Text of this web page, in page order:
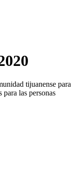
tijuanense para
las personas